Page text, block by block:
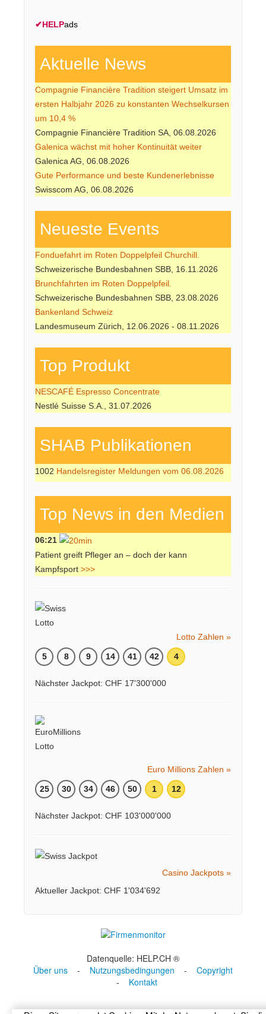
✔HELPads
Aktuelle News
Compagnie Financière Tradition steigert Umsatz im
ersten Halbjahr 2026 zu konstanten Wechselkursen
um 10,4 %
Compagnie Financière Tradition SA, 06.08.2026
Galenica wächst mit hoher Kontinuität weiter
Galenica AG, 06.08.2026
Gute Performance und beste Kundenerlebnisse
Swisscom AG, 06.08.2026
Neueste Events
Fonduefahrt im Roten Doppelpfeil Churchill.
Schweizerische Bundesbahnen SBB, 16.11.2026
Brunchfahrten im Roten Doppelpfeil.
Schweizerische Bundesbahnen SBB, 23.08.2026
Bankenland Schweiz
Landesmuseum Zürich, 12.06.2026 - 08.11.2026
Top Produkt
NESCAFÉ Espresso Concentrate
Nestlé Suisse S.A., 31.07.2026
SHAB Publi­kati­onen
1002 Handelsregister Meldungen vom 06.08.2026
Top News in den Medien
06:21
Patient greift Pfleger an – doch der kann
Kampfsport >>>
Lotto Zahlen »
5 8 9 14 41 42 4
Nächster Jackpot: CHF 17'300'000
Euro Millions Zahlen »
25 30 34 46 50 1 12
Nächster Jackpot: CHF 103'000'000
Casino Jackpots »
Aktueller Jackpot: CHF 1'034'692
Datenquelle: HELP.CH ®
Über uns - Nutzungsbedingungen - Copyright
- Kontakt